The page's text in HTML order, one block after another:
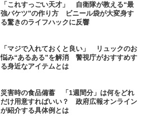
「これすっごい天才」 自衛隊が教える“最
強バケツ”の作り方 ビニール袋が大変身す
る驚きのライフハックに反響
「マジで入れておくと良い」 リュックのお
悩み“あるある”を解消 警視庁がおすすめす
る身近なアイテムとは
災害時の食品備蓄 「1週間分」は何をどれ
だけ用意すればいい？ 政府広報オンライン
が紹介する具体例とは